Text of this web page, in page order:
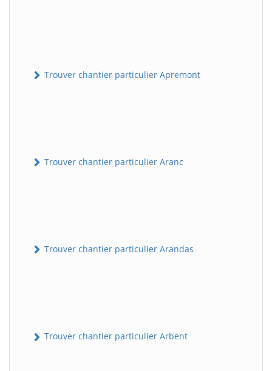
Trouver chantier particulier Apremont
Trouver chantier particulier Aranc
Trouver chantier particulier Arandas
Trouver chantier particulier Arbent